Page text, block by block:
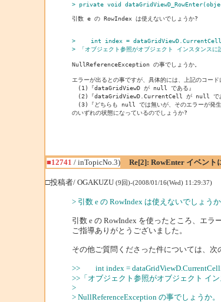
> private void
引数 e の RowIndex は使えないでしょうか?
> 　　int index =
> 「オブジェクト参照がオブジェクト インスタンスに
NullReferenceException の事でしょうか。
エラーが出るとの事ですが、具体的には、上記のコード
(1)『dataGridViewD が null である』
(2)『dataGridViewD.CurrentCell が null であ
(3)『どちらも null では無いが、そのエラーが発生
のいずれの状態になっているのでしょうか?
■12741 / inTopicNo.3)
Re[2]: RowEnter イベント
□投稿者/ OGAKUZU (9回)-(2008/01/16(Wed) 11:29:37)
> 引数 e の RowIndex は使えないでしょう
引数 e の RowIndex を使ったところ、エラ
ご指導ありがとうございました。
その他ご質問くださった件については、次
>> int index =
>>「オブジェクト参照がオブジェクト イ
>
> NullReferenceException の事でしょうか。